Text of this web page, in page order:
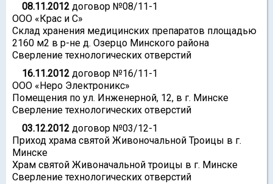
08.11.2012 договор №08/11-1
ООО «Крас и С»
Склад хранения медицинских препаратов площадью
2160 м2 в р-не д. Озерцо Минского района
Сверление технологических отверстий
16.11.2012 договор №16/11-1
ООО «Неро Электроникс»
Помещения по ул. Инженерной, 12, в г. Минске
Сверление технологических отверстий
03.12.2012 договор №03/12-1
Приход храма святой Живоночальной Троицы в г.
Минске
Храм святой Живоначальной троицы в г. Минске
Сверление технологических отверстий